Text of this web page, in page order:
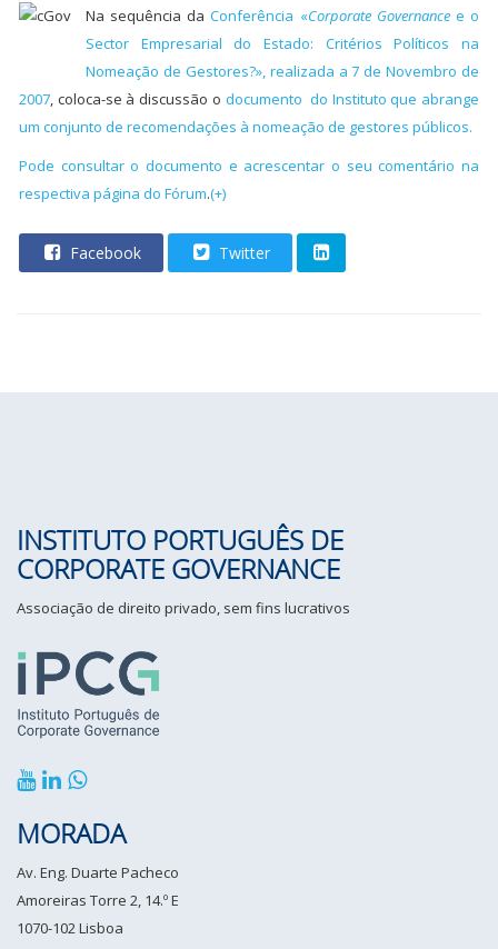
Na sequência daConferência «Corporate Governancee o
Sector Empresarial do Estado: Critérios Políticos na
Nomeação de Gestores?», realizada a 7 de Novembro de
2007, coloca-se à discussão o documento do Instituto que abrange
um conjunto de recomendações à nomeação de gestores públicos.
Pode consultar o documento e acrescentar o seu comentário na
respectiva página do Fórum.(+)
Facebook Twitter
INSTITUTO PORTUGUÊS DE
CORPORATE GOVERNANCE
Associação de direito privado, sem fins lucrativos
MORADA
Av. Eng. Duarte Pacheco
Amoreiras Torre 2, 14.º E
1070-102 Lisboa